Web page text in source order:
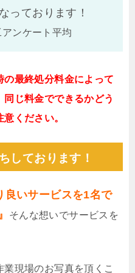
っております！
ンケート平均
最終処分料金によって
じ料金でできるかどう
ください。
しております！
良いサービスを1名で
そんな想いでサービスを
現場のお写真を頂くこ